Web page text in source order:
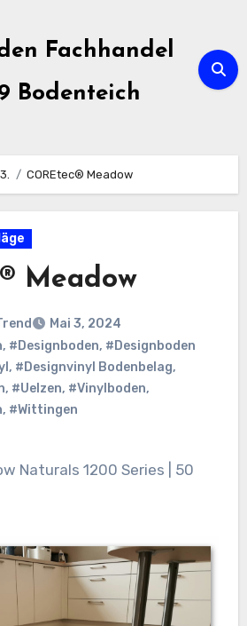
Fachhandel
Bodenteich
3. COREtec® Meadow
Meadow
Mai 3, 2024
, #Designboden, #Designboden
, #Designvinyl Bodenbelag,
, #Uelzen, #Vinylboden,
, #Wittingen